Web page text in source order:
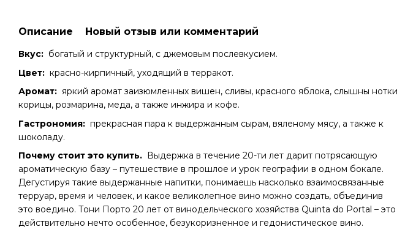
Описание Новый отзыв или комментарий
Вкус: богатый и структурный, с джемовым послевкусием.
Цвет: красно-кирпичный, уходящий в терракот.
Аромат: яркий аромат заизюмленных вишен, сливы, красного яблока, слышны нотки
корицы, розмарина, меда, а также инжира и кофе.
Гастрономия: прекрасная пара к выдержанным сырам, вяленому мясу, а также к
шоколаду.
Почему стоит это купить. Выдержка в течение 20-ти лет дарит потрясающую
ароматическую базу – путешествие в прошлое и урок географии в одном бокале.
Дегустируя такие выдержанные напитки, понимаешь насколько взаимосвязанные
терруар, время и человек, и какое великолепное вино можно создать, объединив
это воедино. Тони Порто 20 лет от винодельческого хозяйства Quinta do Portal – это
действительно нечто особенное, безукоризненное и гедонистическое вино.